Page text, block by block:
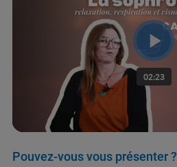
Pouvez-vous vous présenter ?